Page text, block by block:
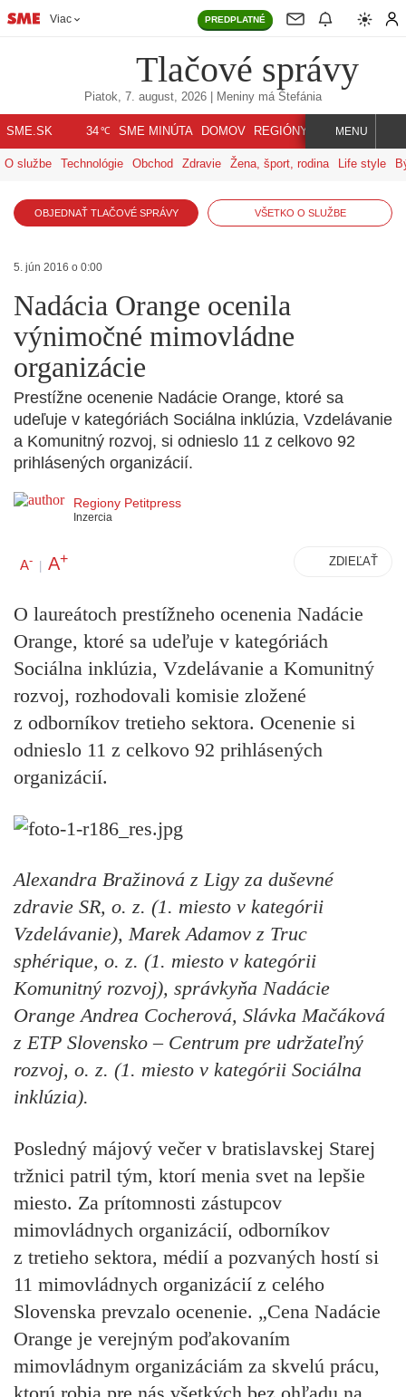
Viac PREDPLATNÉ
Tlačové správy
Piatok, 7. august, 2026 | Meniny má Štefánia
SME.SK 34℃ SME MINÚTA DOMOV REGIÓNY INDEX SVET
MENU
O službe Technológie Obchod Zdravie Žena, šport, rodina Life style
OBJEDNAŤ TLAČOVÉ SPRÁVY VŠETKO O SLUŽBE
5. jún 2016 o 0:00
Nadácia Orange ocenila
výnimočné mimovládne
organizácie
Prestížne ocenenie Nadácie Orange, ktoré sa
udeľuje v kategóriách Sociálna inklúzia, Vzdelávanie
a Komunitný rozvoj, si odnieslo 11 z celkovo 92
prihlásených organizácií.
Regiony Petitpress
Inzercia
A- | A+ ZDIEĽAŤ
O laureátoch prestížneho ocenenia Nadácie
Orange, ktoré sa udeľuje v kategóriách
Sociálna inklúzia, Vzdelávanie a Komunitný
rozvoj, rozhodovali komisie zložené
z odborníkov tretieho sektora. Ocenenie si
odnieslo 11 z celkovo 92 prihlásených
organizácií.
Alexandra Bražinová z Ligy za duševné
zdravie SR, o. z. (1. miesto v kategórii
Vzdelávanie), Marek Adamov z Truc
sphérique, o. z. (1. miesto v kategórii
Komunitný rozvoj), správkyňa Nadácie
Orange Andrea Cocherová, Slávka Mačáková
z ETP Slovensko – Centrum pre udržateľný
rozvoj, o. z. (1. miesto v kategórii Sociálna
inklúzia).
Posledný májový večer v bratislavskej Starej
tržnici patril tým, ktorí menia svet na lepšie
miesto. Za prítomnosti zástupcov
mimovládnych organizácií, odborníkov
z tretieho sektora, médií a pozvaných hostí si
11 mimovládnych organizácií z celého
Slovenska prevzalo ocenenie. „Cena Nadácie
Orange je verejným poďakovaním
mimovládnym organizáciám za skvelú prácu,